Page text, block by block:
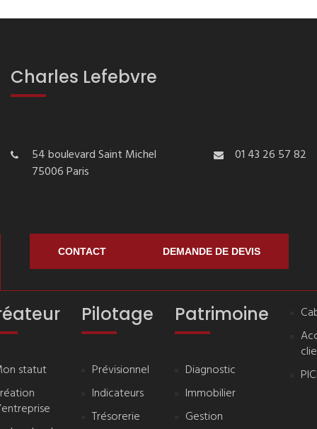
Charles Lefebvre
54 boulevard Saint Michel
75006 Paris
01 43 26 57 82
CONTACT DEMANDE DE DEVIS
statut
Pilotage
Prévisionnel
Indicateurs
Trésorerie
Patrimoine
Diagnostic
Immobilier
Gestion